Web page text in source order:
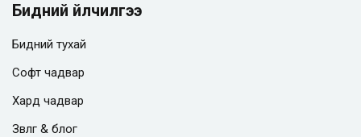
Бидний үйлчилгээ
Бидний тухай
Софт чадвар
Хард чадвар
Зөвлөгөө & блог